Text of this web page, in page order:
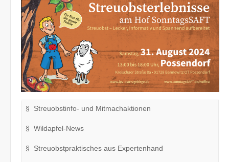
§ Streuobstinfo- und Mitmachaktionen
§ Wildapfel-News
§ Streuobstpraktisches aus Expertenhand